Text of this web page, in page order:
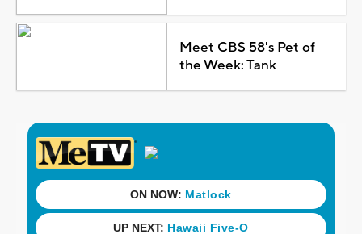
Meet CBS 58's Pet of
the Week: Tank